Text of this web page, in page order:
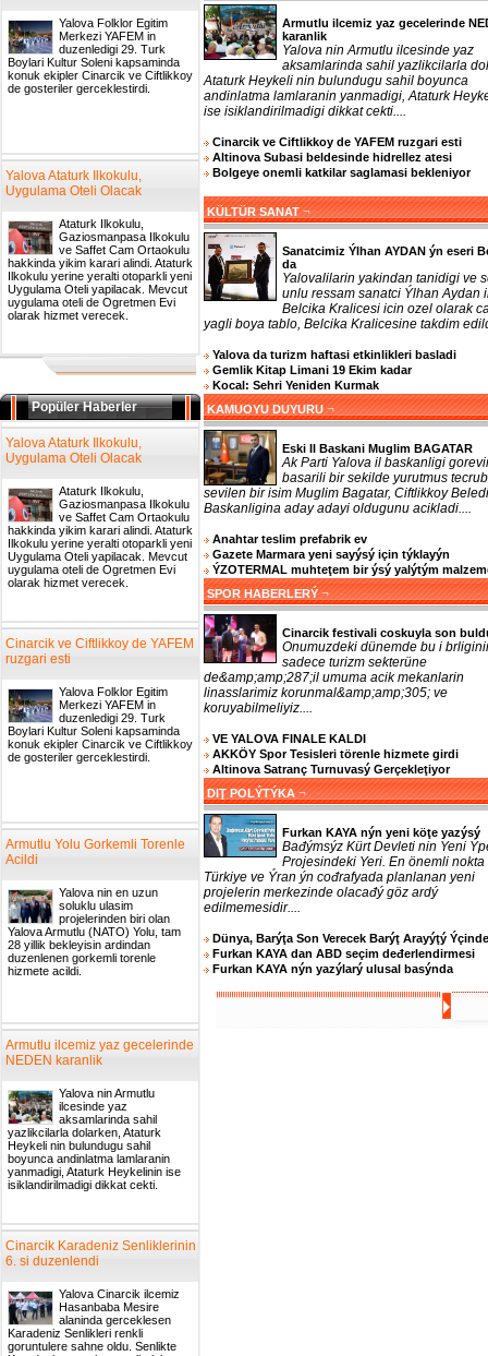
Yalova Folklor Egitim
Merkezi YAFEM in
duzenledigi 29. Turk
Boylari Kultur Soleni kapsaminda
konuk ekipler Cinarcik ve Ciftlikkoy
de gosteriler gerceklestirdi.
Yalova Ataturk Ilkokulu,
Uygulama Oteli Olacak
Ataturk Ilkokulu,
Gaziosmanpasa Ilkokulu
ve Saffet Cam Ortaokulu
hakkinda yikim karari alindi. Ataturk
Ilkokulu yerine yeralti otoparkli yeni
Uygulama Oteli yapilacak. Mevcut
uygulama oteli de Ogretmen Evi
olarak hizmet verecek.
Popüler Haberler
Yalova Ataturk Ilkokulu,
Uygulama Oteli Olacak
Ataturk Ilkokulu,
Gaziosmanpasa Ilkokulu
ve Saffet Cam Ortaokulu
hakkinda yikim karari alindi. Ataturk
Ilkokulu yerine yeralti otoparkli yeni
Uygulama Oteli yapilacak. Mevcut
uygulama oteli de Ogretmen Evi
olarak hizmet verecek.
Cinarcik ve Ciftlikkoy de YAFEM
ruzgari esti
Yalova Folklor Egitim
Merkezi YAFEM in
duzenledigi 29. Turk
Boylari Kultur Soleni kapsaminda
konuk ekipler Cinarcik ve Ciftlikkoy
de gosteriler gerceklestirdi.
Armutlu Yolu Gorkemli Torenle
Acildi
Yalova nin en uzun
soluklu ulasim
projelerinden biri olan
Yalova Armutlu (NATO) Yolu, tam
28 yillik bekleyisin ardindan
duzenlenen gorkemli torenle
hizmete acildi.
Armutlu ilcemiz yaz gecelerinde
NEDEN karanlik
Yalova nin Armutlu
ilcesinde yaz
aksamlarinda sahil
yazlikcilarla dolarken, Ataturk
Heykeli nin bulundugu sahil
boyunca andinlatma lamlaranin
yanmadigi, Ataturk Heykelinin ise
isiklandirilmadigi dikkat cekti.
Cinarcik Karadeniz Senliklerinin
6. si duzenlendi
Yalova Cinarcik ilcemiz
Hasanbaba Mesire
alaninda gerceklesen
Karadeniz Senlikleri renkli
goruntulere sahne oldu. Senlikte
Armutlu ilcemiz yaz gecelerinde
karanlik
Yalova nin Armutlu ilcesinde yaz
aksamlarinda sahil yazlikcilarla
Ataturk Heykeli nin bulundugu sahil boyunca
andinlatma lamlaranin yanmadigi, Ataturk
ise isiklandirilmadigi dikkat cekti....
Cinarcik ve Ciftlikkoy de YAFEM ruzgari esti
Altinova Subasi beldesinde hidrellez atesi
Bolgeye onemli katkilar saglamasi bekleniyor
KÜLTÜR SANAT ¬
Sanatcimiz Ýlhan AYDAN ýn eseri
da
Yalovalilarin yakindan tanidigi ve
unlu ressam sanatci Ýlhan Aydan
Belcika Kralicesi icin ozel olarak
yagli boya tablo, Belcika Kralicesine takdim
Yalova da turizm haftasi etkinlikleri basladi
Gemlik Kitap Limani 19 Ekim kadar
Kocal: Sehri Yeniden Kurmak
KAMUOYU DUYURU ¬
Eski Il Baskani Muglim BAGATAR
Ak Parti Yalova il baskanligi
basarili bir sekilde yurutmus
sevilen bir isim Muglim Bagatar, Ciftlikkoy
Baskanligina aday adayi oldugunu acikladi....
Anahtar teslim prefabrik ev
Gazete Marmara yeni sayýsý için týklayýn
ÝZOTERMAL muhteţem bir ýsý yalýtým
SPOR HABERLERÝ ¬
Cinarcik festivali coskuyla son
Onumuzdeki dünemde bu i
sadece turizm sekterüne
de&amp;amp;287;il umuma acik mekanlarin
linasslarimiz korunmal&amp;amp;305; ve
koruyabilmeliyiz....
VE YALOVA FINALE KALDI
AKKÖY Spor Tesisleri törenle hizmete girdi
Altinova Satranç Turnuvasý Gerçekleţiyor
DIŢ POLÝTÝKA ¬
Furkan KAYA nýn yeni köţe yazýsý
Bađýmsýz Kürt Devleti nin Yeni
Projesindeki Yeri. En önemli nokta
Türkiye ve Ýran ýn cođrafyada planlanan yeni
projelerin merkezinde olacađý göz ardý
edilmemesidir....
Dünya, Barýţa Son Verecek Barýţ Arayýţý Ýçinde
Furkan KAYA dan ABD seçim deđerlendirmesi
Furkan KAYA nýn yazýlarý ulusal basýnda